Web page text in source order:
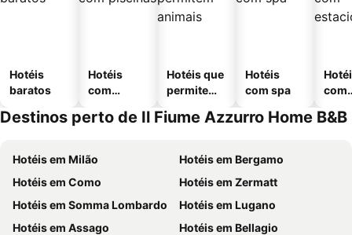
Hotéis
baratos
Hotéis
com
Hotéis que
permitem
Hotéis
com spa
com
Destinos perto de Il Fiume Azzurro Home B&B
Hotéis em Milão
Hotéis em Bergamo
Hotéis em Como
Hotéis em Zermatt
Hotéis em Somma Lombardo
Hotéis em Lugano
Hotéis em Assago
Hotéis em Bellagio